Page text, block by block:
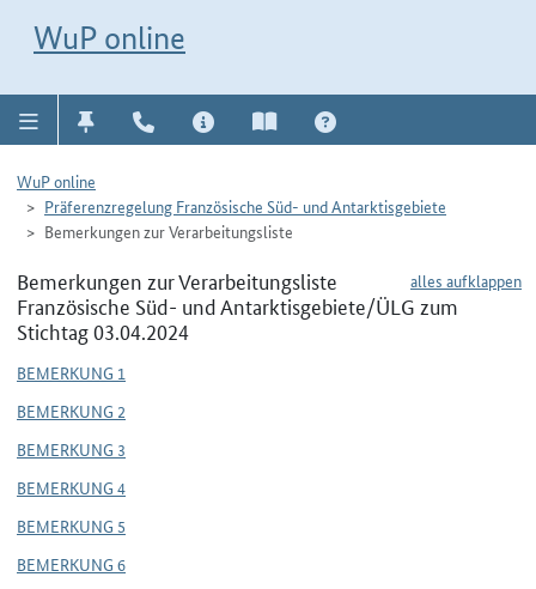
WuP online
WuP online
Präferenzregelung Französische Süd- und Antarktisgebiete
Bemerkungen zur Verarbeitungsliste
alles aufklappen
Bemerkungen zur Verarbeitungsliste
Französische Süd- und Antarktisgebiete/ÜLG zum
Stichtag 03.04.2024
BEMERKUNG 1
BEMERKUNG 2
BEMERKUNG 3
BEMERKUNG 4
BEMERKUNG 5
BEMERKUNG 6